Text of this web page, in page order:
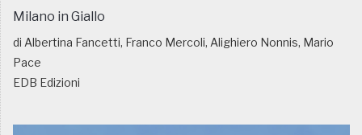
Milano in Giallo
di Albertina Fancetti, Franco Mercoli, Alighiero Nonnis, Mario
Pace
EDB Edizioni